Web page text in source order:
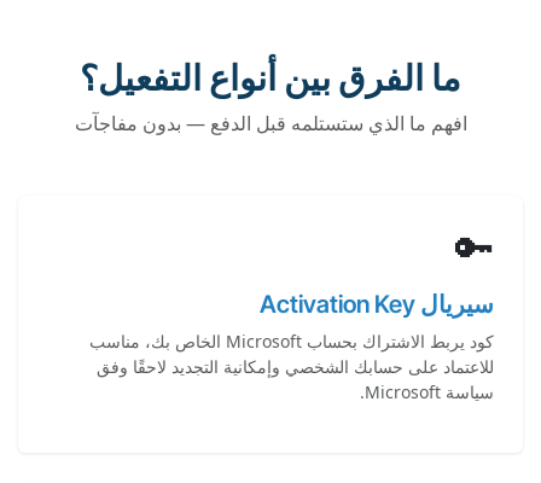
ما الفرق بين أنواع التفعيل؟
افهم ما الذي ستستلمه قبل الدفع — بدون مفاجآت
🔑
سيريال Activation Key
كود يربط الاشتراك بحساب Microsoft الخاص بك، مناسب
للاعتماد على حسابك الشخصي وإمكانية التجديد لاحقًا وفق
سياسة Microsoft.